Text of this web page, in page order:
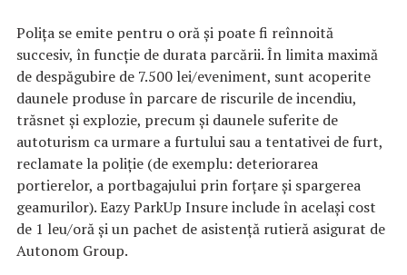
Polița se emite pentru o oră și poate fi reînnoită
succesiv, în funcție de durata parcării. În limita maximă
de despăgubire de 7.500 lei/eveniment, sunt acoperite
daunele produse în parcare de riscurile de incendiu,
trăsnet și explozie, precum și daunele suferite de
autoturism ca urmare a furtului sau a tentativei de furt,
reclamate la poliție (de exemplu: deteriorarea
portierelor, a portbagajului prin forțare și spargerea
geamurilor). Eazy ParkUp Insure include în același cost
de 1 leu/oră și un pachet de asistență rutieră asigurat de
Autonom Group.